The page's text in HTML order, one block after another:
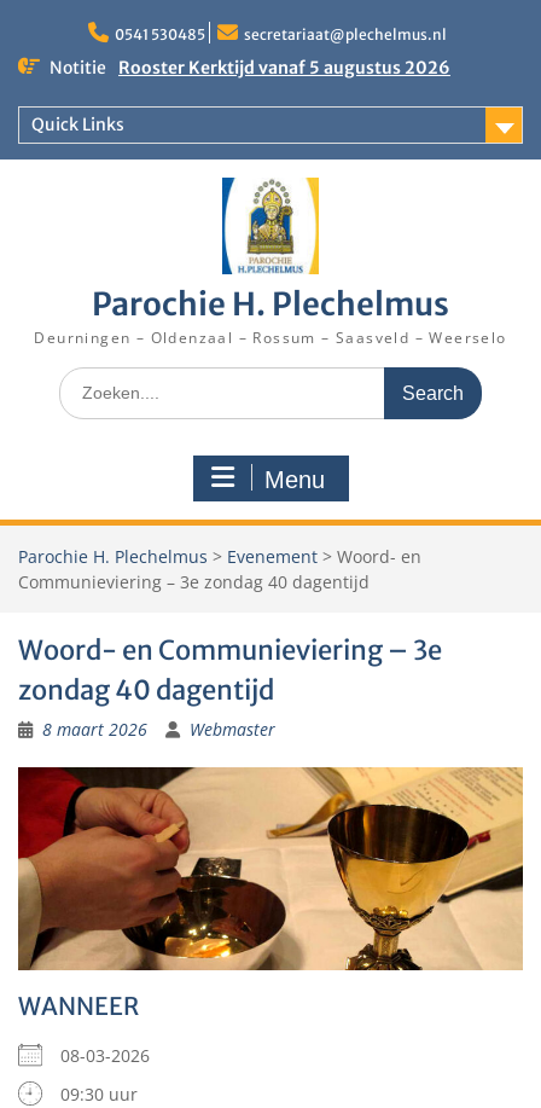
content
0541 530485 secretariaat@plechelmus.nl
Notitie
Rooster Kerktijd vanaf 5 augustus 2026
zondag 27 september 2026 in Klooster
Denekamp
Quick Links
Parochie H. Plechelmus
Deurningen – Oldenzaal – Rossum – Saasveld – Weerselo
Search
for:
Menu
Parochie H. Plechelmus > Evenement > Woord- en
Communieviering – 3e zondag 40 dagentijd
Woord- en Communieviering – 3e
zondag 40 dagentijd
8 maart 2026 Webmaster
WANNEER
08-03-2026
09:30 uur